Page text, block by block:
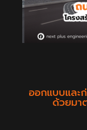
ออกแบบและ
ด้วยมา